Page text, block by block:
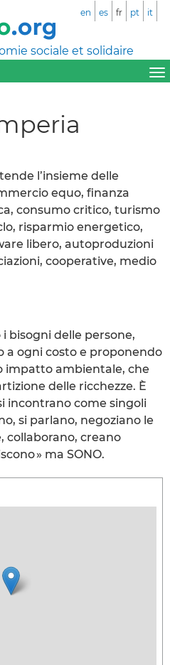
sociale et solidaire
en es fr pt it
l’insieme delle
equo, finanza
consumo critico, turismo
risparmio energetico,
libero, autoproduzioni
cooperative, medio
bisogni delle persone,
a ogni costo e proponendo
impatto ambientale, che
delle ricchezze. È
incontrano come singoli
si parlano, negoziano le
collaborano, creano
» ma SONO.